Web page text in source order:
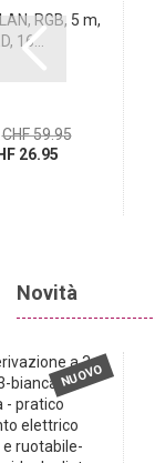
RGB, 5 m,
16...
CHF 59.95
26.95
Novità
NUOVO